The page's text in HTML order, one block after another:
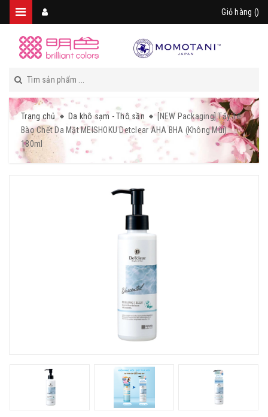
Giỏ hàng ()
Trang chủ Da khô sạm - Thô sần
[NEW Packaging] Tẩy Tế
Bào Chết Da Mặt MEISHOKU Detclear AHA BHA (Không Mùi)
180ml